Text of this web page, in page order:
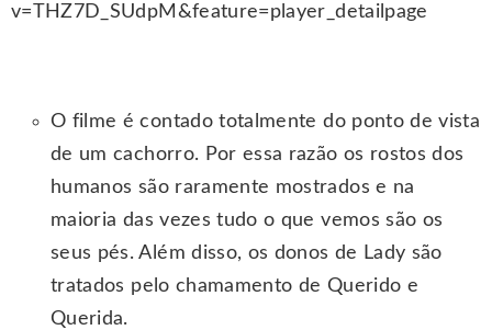
v=THZ7D_SUdpM&feature=player_detailpage
O filme é contado totalmente do ponto de vista
de um cachorro. Por essa razão os rostos dos
humanos são raramente mostrados e na
maioria das vezes tudo o que vemos são os
seus pés. Além disso, os donos de Lady são
tratados pelo chamamento de Querido e
Querida.